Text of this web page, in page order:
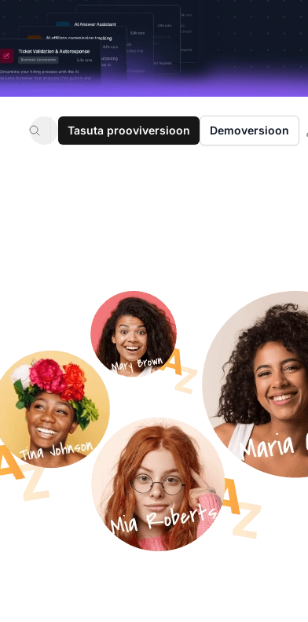
Tasuta prooviversioon Demoversioon